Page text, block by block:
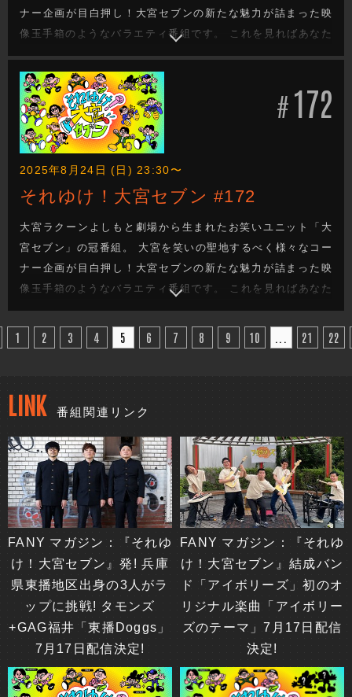
ナー企画が目白押し！大宮セブンの新たな魅力が詰まった映
像玉手箱のようなバラエティ番組です。 これを見ればあなた
も大宮セブンの沼に嵌ります。新たな企画もお楽しみに！
#172
2025年8月24日 (日) 23:30〜
それゆけ！大宮セブン #172
大宮ラクーンよしもと劇場から生まれたお笑いユニット「大
宮セブン」の冠番組。 大宮を笑いの聖地するべく様々なコー
ナー企画が目白押し！大宮セブンの新たな魅力が詰まった映
像玉手箱のようなバラエティ番組です。 これを見ればあなた
も大宮セブンの沼に嵌ります。新たな企画もお楽しみに！
1 2 3 4 5 6 7 8 9 10 21 22
LINK 番組関連リンク
FANY マガジン：『それゆ
け！大宮セブン』発! 兵庫
県東播地区出身の3人がラ
ップに挑戦! タモンズ
+GAG福井「東播Doggs」
7月17日配信決定!
FANY マガジン：『それゆ
け！大宮セブン』結成バン
ド「アイボリーズ」初のオ
リジナル楽曲「アイボリー
ズのテーマ」7月17日配信
決定!